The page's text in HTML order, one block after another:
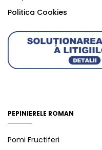
Politica Cookies
PEPINIERELE ROMAN
Pomi Fructiferi